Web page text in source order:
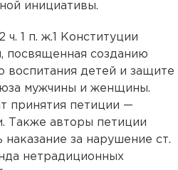
инициативы.
1 п. ж.1 Конституции
посвященная созданию
воспитания детей и защите
мужчины и женщины.
принятия петиции —
Также авторы петиции
за нарушение ст.
нетрадиционных